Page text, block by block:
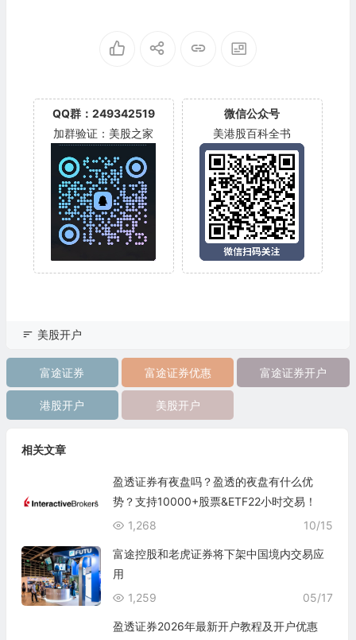
QQ群：249342519
加群验证：美股之家
微信公众号
美港股百科全书
美股开户
富途证券 富途证券优惠 富途证券开户
港股开户 美股开户
相关文章
盈透证券有夜盘吗？盈透的夜盘有什么优
势？支持10000+股票&ETF22小时交易！
10/15
1,268
富途控股和老虎证券将下架中国境内交易应
用
05/17
1,259
盈透证券2026年最新开户教程及开户优惠